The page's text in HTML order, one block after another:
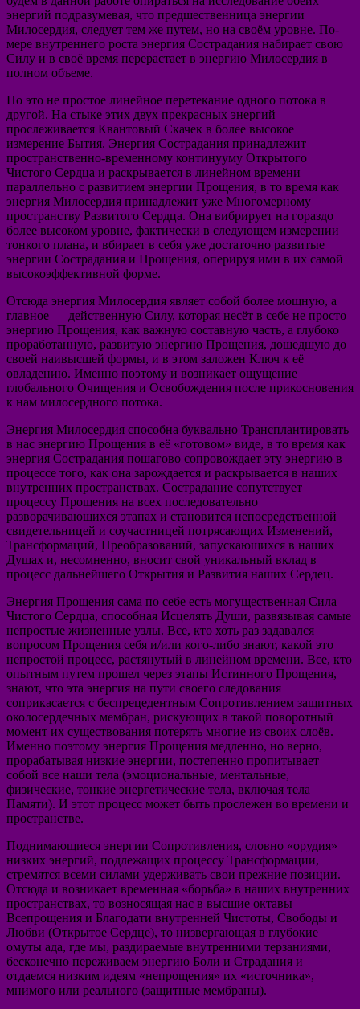
энергий подразумевая, что предшественница энергии
Милосердия, следует тем же путем, но на своём уровне. По-
мере внутреннего роста энергия Сострадания набирает свою
Силу и в своё время перерастает в энергию Милосердия в
полном объеме.
Но это не простое линейное перетекание одного потока в
другой. На стыке этих двух прекрасных энергий
прослеживается Квантовый Скачек в более высокое
измерение Бытия. Энергия Сострадания принадлежит
пространственно-временному континууму Открытого
Чистого Сердца и раскрывается в линейном времени
параллельно с развитием энергии Прощения, в то время как
энергия Милосердия принадлежит уже Многомерному
пространству Развитого Сердца. Она вибрирует на гораздо
более высоком уровне, фактически в следующем измерении
тонкого плана, и вбирает в себя уже достаточно развитые
энергии Сострадания и Прощения, оперируя ими в их самой
высокоэффективной форме.
Отсюда энергия Милосердия являет собой более мощную, а
главное — действенную Силу, которая несёт в себе не просто
энергию Прощения, как важную составную часть, а глубоко
проработанную, развитую энергию Прощения, дошедшую до
своей наивысшей формы, и в этом заложен Ключ к её
овладению. Именно поэтому и возникает ощущение
глобального Очищения и Освобождения после прикосновения
к нам милосердного потока.
Энергия Милосердия способна буквально Трансплантировать
в нас энергию Прощения в её «готовом» виде, в то время как
энергия Сострадания пошагово сопровождает эту энергию в
процессе того, как она зарождается и раскрывается в наших
внутренних пространствах. Сострадание сопутствует
процессу Прощения на всех последовательно
разворачивающихся этапах и становится непосредственной
свидетельницей и соучастницей потрясающих Изменений,
Трансформаций, Преобразований, запускающихся в наших
Душах и, несомненно, вносит свой уникальный вклад в
процесс дальнейшего Открытия и Развития наших Сердец.
Энергия Прощения сама по себе есть могущественная Сила
Чистого Сердца, способная Исцелять Души, развязывая самые
непростые жизненные узлы. Все, кто хоть раз задавался
вопросом Прощения себя и/или кого-либо знают, какой это
непростой процесс, растянутый в линейном времени. Все, кто
опытным путем прошел через этапы Истинного Прощения,
знают, что эта энергия на пути своего следования
соприкасается с беспрецедентным Сопротивлением защитных
околосердечных мембран, рискующих в такой поворотный
момент их существования потерять многие из своих слоёв.
Именно поэтому энергия Прощения медленно, но верно,
прорабатывая низкие энергии, постепенно пропитывает
собой все наши тела (эмоциональные, ментальные,
физические, тонкие энергетические тела, включая тела
Памяти). И этот процесс может быть прослежен во времени и
пространстве.
Поднимающиеся энергии Сопротивления, словно «орудия»
низких энергий, подлежащих процессу Трансформации,
стремятся всеми силами удерживать свои прежние позиции.
Отсюда и возникает временная «борьба» в наших внутренних
пространствах, то возносящая нас в высшие октавы
Всепрощения и Благодати внутренней Чистоты, Свободы и
Любви (Открытое Сердце), то низвергающая в глубокие
омуты ада, где мы, раздираемые внутренними терзаниями,
бесконечно переживаем энергию Боли и Страдания и
отдаемся низким идеям «непрощения» их «источника»,
мнимого или реального (защитные мембраны).